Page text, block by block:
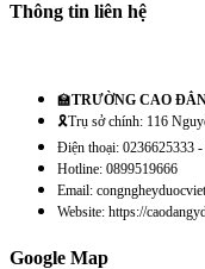
Thông tin liên hệ
🏫TRƯỜNG CAO
🎗️Trụ sở chính: 116
Điện thoại: 0236625333
Hotline: 0899519666
Email:
Website: https://
Google Map